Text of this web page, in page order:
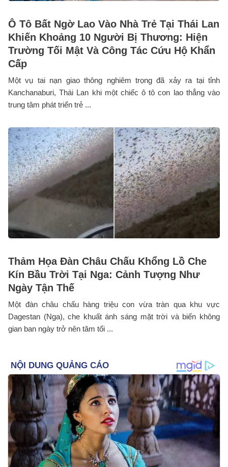
Ô Tô Bất Ngờ Lao Vào Nhà Trẻ Tại Thái Lan
Khiến Khoảng 10 Người Bị Thương: Hiện
Trường Tối Mật Và Công Tác Cứu Hộ Khẩn
Cấp
Một vụ tai nạn giao thông nghiêm trọng đã xảy ra tại tỉnh
Kanchanaburi, Thái Lan khi một chiếc ô tô con lao thẳng vào
trung tâm phát triển trẻ ...
Thảm Họa Đàn Châu Chấu Khổng Lồ Che
Kín Bầu Trời Tại Nga: Cảnh Tượng Như
Ngày Tận Thế
Một đàn châu chấu hàng triệu con vừa tràn qua khu vực
Dagestan (Nga), che khuất ánh sáng mặt trời và biến không
gian ban ngày trở nên tăm tối ...